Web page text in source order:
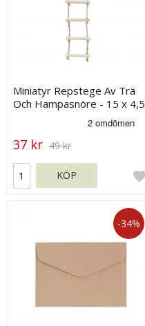
Miniatyr Repstege Av Trä
Och Hampasnöre - 15 x 4,5
37 kr 49 kr
KÖP
-34%